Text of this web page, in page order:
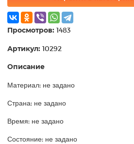
Просмотров: 1483
Артикул: 10292
Описание
Материал: не задано
Страна: не задано
Время: не задано
Состояние: не задано